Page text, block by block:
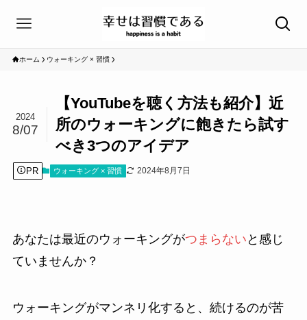
ホーム ウォーキング × 習慣
【YouTubeを聴く方法も紹介】近
所のウォーキングに飽きたら試す
べき3つのアイデア
2024
8/07
PR ウォーキング × 習慣 2024年8月7日
あなたは最近のウォーキングがつまらない と感じ
ていませんか？
ウォーキングがマンネリ化すると、続けるのが苦